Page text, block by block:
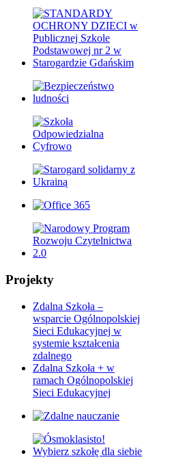
Projekty
Zdalna Szkoła –
wsparcie Ogólnopolskiej
Sieci Edukacyjnej w
systemie kształcenia
zdalnego
Zdalna Szkoła + w
ramach Ogólnopolskiej
Sieci Edukacyjnej